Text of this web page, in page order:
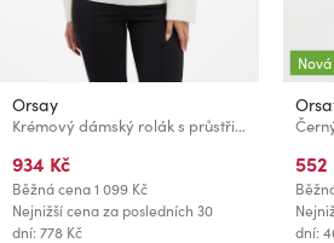
Orsay
Krémový dámský rolák s průstřihem ORSAY
934 Kč
Běžná cena1 099 Kč
Nejnižší cena za posledních 30
dní: 778 Kč
552
dní: